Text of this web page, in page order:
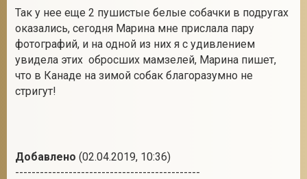
Так у нее еще 2 пушистые белые собачки в подругах
оказались, сегодня Марина мне прислала пару
фотографий, и на одной из них я с удивлением
увидела этих обросших мамзелей, Марина пишет,
что в Канаде на зимой собак благоразумно не
стригут!
Добавлено (02.04.2019, 10:36)
---------------------------------------------